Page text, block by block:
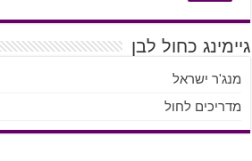
גיימינג כחול לבן
מנג'ר ישראל
מדריכים לחול